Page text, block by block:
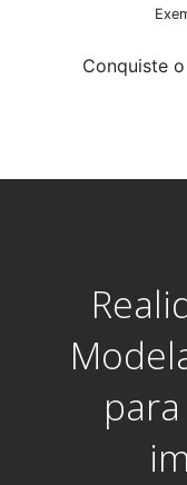
Conquiste